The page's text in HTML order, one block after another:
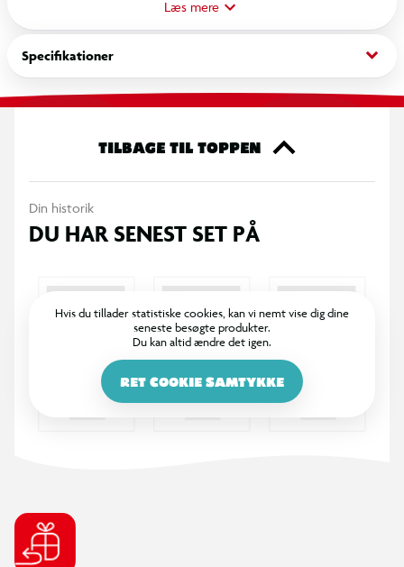
det velegnet til mindre børn.
Bassinet pustes op og fyldes med vand, hvorefter børn kan
lege og plaske i vandet. Den kompakte størrelse gør det nemt
Diameter: 100 cm
Højde: 20 cm
Vandkapacitet: 90 liter
Anbefalet alder: fra 10 måneder
Læs mere
Specifikationer keyboard_arrow_down
TILBAGE TIL TOPPEN
Din historik
DU HAR SENEST SET PÅ
Hvis du tillader statistiske cookies, kan vi nemt vise dig dine
seneste besøgte produkter.
Du kan altid ændre det igen.
RET COOKIE SAMTYKKE